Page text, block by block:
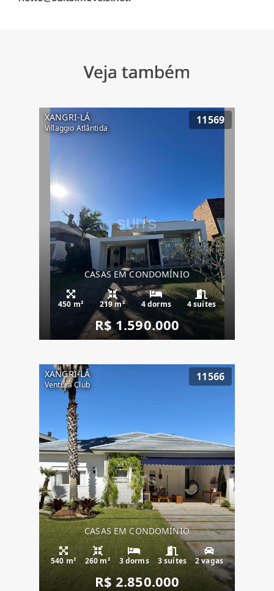
Veja também
XANGRI-LÁ
Villaggio Atlântida
11569
CASAS EM CONDOMÍNIO
450 m² 219 m² 4 dorms 4 suítes
R$ 1.590.000
XANGRI-LÁ
Ventura Club
11566
CASAS EM CONDOMÍNIO
540 m² 260 m² 3 dorms 3 suítes 2 vagas
R$ 2.850.000